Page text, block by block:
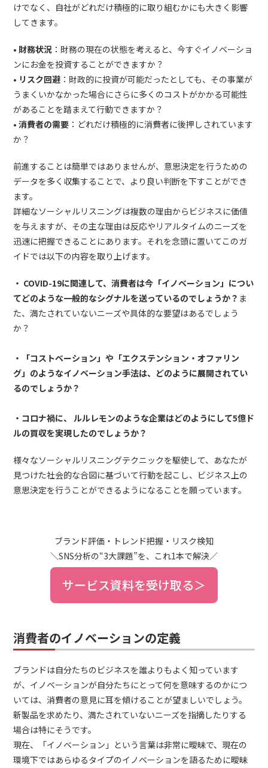
けでなく、自社がどれだけ積極的に取り組むかにも大きく影響
してきます。
• 財務状況 ：財務の現在の状態を考えると、今すぐイノベーショ
ンにお金を投資することができますか？
• リスク回避 ：財政的に投資が可能だったとしても、その事業が
うまくいかなかった場合にさらに多くのコストがかかる可能性
があることを踏まえて行動できますか？
• 消費者の需要 ：どれだけ積極的に消費者に後押しされています
か？
前進することは簡単ではありませんが、意思決定を行うための
データを多く収集することで、より良い判断を下すことができ
ます。
詳細なソーシャルリスニングは複数の理由からビジネスに価値
を与えますが、その主な理由は反応やリアルタイムのニーズを
迅速に把握できることにあります。それを念頭に置いてこのガ
イドでは以下の内容を取り上げます。
・ COVID-19に関連して、消費者は今「イノベーション」につい
てどのような一般的なシグナルを送っているのでしょうか？ ま
た、満たされていないニーズや具体的な要望はあるでしょう
か？
・「コストベーション」や「エクステンション・オファリン
グ」のようなイノベーション手法は、どのように展開されてい
るのでしょうか？
・コロナ禍に、 ルルレモンのような企業はどのようにして5億ド
ルの買収を実現したのでしょうか？
様々なソーシャルリスニングテクニックを駆使して、あなたが
見つけた社会的な合図に基づいて行動を起こし、ビジネス上の
意思決定を行うことができるようになることを願っています。
ブランド評価・トレンド把握・リスク検知
＼SNS分析の“3大課題”を、これ1本で解決／
サービス資料を受け取る＞
消費者のイノベーションの定義
ブランドは自分たちのビジネスを誰よりもよく知っています
が、イノベーションが自分たちにとって何を意味するのかにつ
いては、消費者の意見に耳を傾けることが望ましいでしょう。
新製品を求めたり、満たされていないニーズを指摘したりする
場合は特にそうです。
現在、「イノベーション」という言葉は非常に曖昧で、現在の
環境下ではあらゆるタイプのイノベーションを語るために曖昧